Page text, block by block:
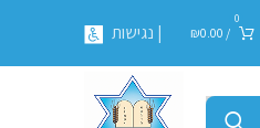
0
/
₪0.00 | נגישות